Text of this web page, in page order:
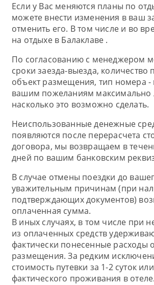
Если у Вас меняются планы по
можете внести изменения в ваш
отменить его. В том числе и во
на отдыхе в Балаклаве .
По согласованию с менеджером
сроки заезда-выезда,
объект размещения, тип номера
вашим пожеланиям максимально
насколько это возможно сделать.
Неиспользованные денежные
появляются после перерасчета
договора, мы возвращаем в
дней по вашим банковским
В случае отмены поездки до
уважительным причинам (при
подтверждающих документов)
оплаченная сумма.
В иных случаях, в том числе при
из оплаченных средств
фактически понесенные расходы
размещения. За редким
стоимость путевки за 1-2 суток
фактического проживания в отеле.